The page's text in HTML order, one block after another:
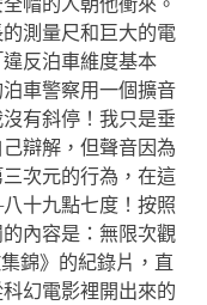
測量尺和巨大的電
反泊車維度基本
車警察用一個擴音
有斜停！我只是垂
辯解，但聲音因為
次元的行為，在這
十九點七度！按照
內容是：無限次觀
錦》的紀錄片，直
幻電影裡開出來的